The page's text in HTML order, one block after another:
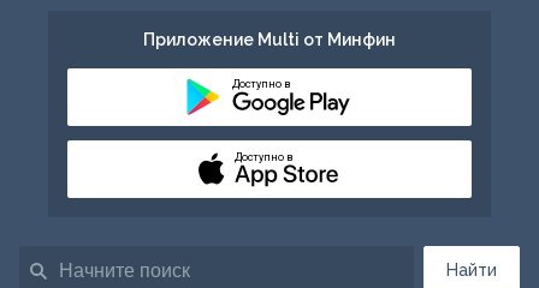
Найти
Приложение Multi от Минфин
Доступно в
Доступно в